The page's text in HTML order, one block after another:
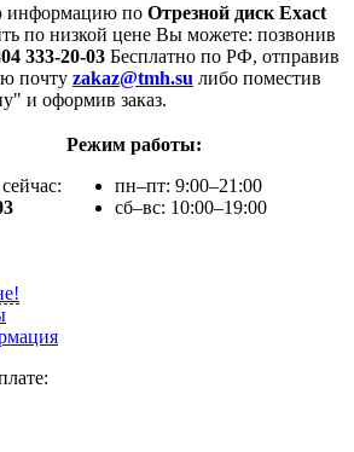
информацию по Отрезной диск Exact
по низкой цене Вы можете: позвонив
333-20-03 Бесплатно по РФ, отправив
почту zakaz@tmh.su либо поместив
и оформив заказ.
Режим работы:
пн–пт: 9:00–21:00
сб–вс: 10:00–19:00